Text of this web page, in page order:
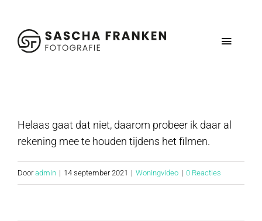
inhoud
Toggle
Vastgoedmedia
Schoolfotografie
Helaas gaat dat niet, daarom probeer ik daar al
rekening mee te houden tijdens het filmen.
Dooradmin | 14 september 2021 | Woningvideo | 0 Reacties